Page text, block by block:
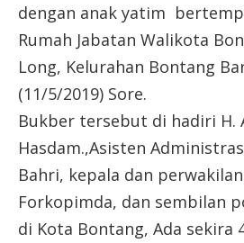
dengan anak yatim
Rumah Jabatan Walikota
Long, Kelurahan Bontang
(11/5/2019) Sore.
Bukber tersebut di hadiri H.
Hasdam.,Asisten
Bahri, kepala dan
Forkopimda, dan sembilan
di Kota Bontang, Ada sekira